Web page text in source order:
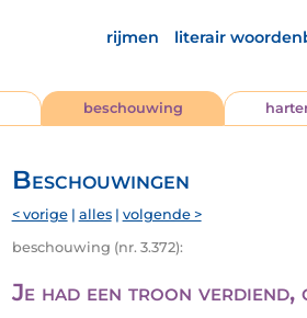
rijmen literair
beschouwing
Beschouwingen
< vorige| alles| volgende >
beschouwing (nr. 3.372):
Je had een troon verdiend,